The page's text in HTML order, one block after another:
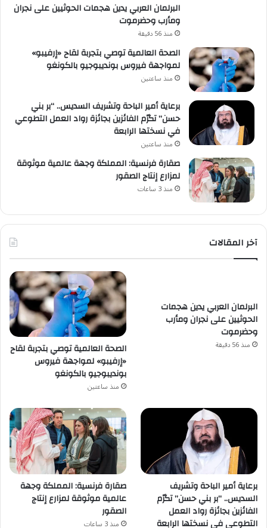
البرلمان العربي يدين هجمات الحوثيين على نجران
ومأرب وحضرموت
منذ 56 دقيقة
الصحة العالمية توصي بتجربة لقاح «إرفيبو»
لمواجهة فيروس بونديبوجيو بالكونغو
منذ ساعتين
برعاية أمير الباحة وتشريف السديس.. “بر بني
حسن” تكرّم الفائزين بجائزة رواد العمل التطوعي
في نسختها الرابعة
منذ ساعتين
صقارة فرنسية: المملكة وجهة عالمية موثوقة
لمزارع إنتاج الصقور
منذ 3 ساعات
آخر المقالات
البرلمان العربي يدين هجمات
الحوثيين على نجران ومأرب
وحضرموت
منذ 56 دقيقة
الصحة العالمية توصي بتجربة لقاح
«إرفيبو» لمواجهة فيروس
بونديبوجيو بالكونغو
منذ ساعتين
برعاية أمير الباحة وتشريف
السديس.. “بر بني حسن” تكرّم
الفائزين بجائزة رواد العمل
التطوعي في نسختها الرابعة
صقارة فرنسية: المملكة وجهة
عالمية موثوقة لمزارع إنتاج
الصقور
منذ 3 ساعات